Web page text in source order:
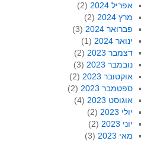
אפריל 2024
(2)
מרץ 2024
(2)
פברואר 2024
(3)
ינואר 2024
(1)
דצמבר 2023
(2)
נובמבר 2023
(3)
אוקטובר 2023
(2)
ספטמבר 2023
(2)
אוגוסט 2023
(4)
יולי 2023
(2)
יוני 2023
(2)
מאי 2023
(3)